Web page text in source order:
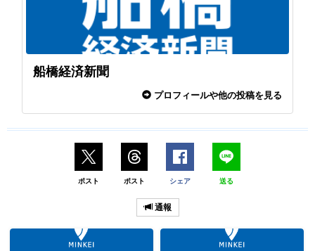
船橋経済新聞
プロフィールや他の投稿を見る
ポスト ポスト シェア 送る
通報